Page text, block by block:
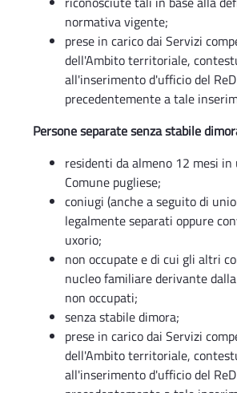
normativa vigente;
prese in carico dai Servizi
dell'Ambito territoriale,
all'inserimento d'ufficio del
precedentemente a tale
Persone separate senza stabile
residenti da almeno 12 mesi in
Comune pugliese;
coniugi (anche a seguito di
legalmente separati oppure
uxorio;
non occupate e di cui gli altri
nucleo familiare derivante
non occupati;
senza stabile dimora;
prese in carico dai Servizi
dell'Ambito territoriale,
all'inserimento d'ufficio del